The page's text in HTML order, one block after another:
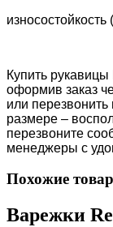
износостойкость
Купить
оформив заказ
или
размере –
перезвоните
менеджеры с
Похожие
Варежки